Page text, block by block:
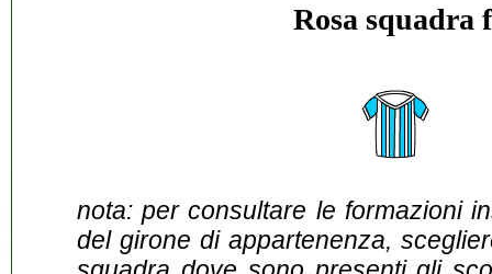
Rosa squadra
nota: per consultare le formazioni
del girone di appartenenza,